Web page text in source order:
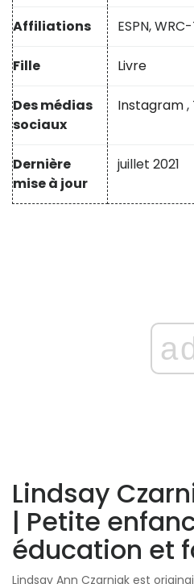
Affiliations ESPN,
Fille Livre
Des médias
sociaux
Instagram,
Dernière
mise à jour
juillet 2021
Lindsay
| Petite
éducation et
Lindsay Ann Czarniak est